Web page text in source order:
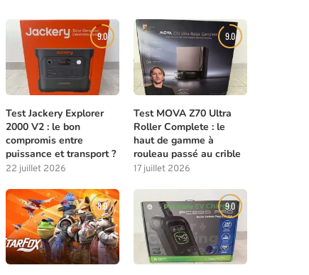
Meilleures compétences à débloquer
tôt dans Beast of...
4 août 2026
Les solutions de chasse à
4 août 2026
9.0
Test Jackery Explorer
2000 V2 : le bon
compromis entre
puissance et transport ?
22 juillet 2026
9.0
Test MOVA Z70 Ultra
Roller Complete : le
haut de gamme à
rouleau passé au crible
17 juillet 2026
8.0 9.0